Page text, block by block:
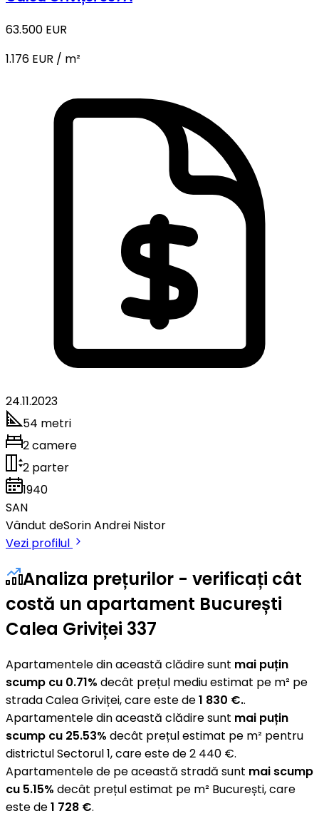
63.500 EUR
1.176 EUR / m²
24.11.2023
54 metri
2 camere
2 parter
1940
SAN
Vândut deSorin Andrei Nistor
Vezi profilul
Analiza prețurilor - verificați cât
costă un apartament București
Calea Griviței 337
Apartamentele din această clădire sunt mai puțin
scump cu 0.71% decât prețul mediu estimat pe m² pe
strada Calea Griviței, care este de1 830 €..
Apartamentele din această clădire sunt mai puțin
scump cu 25.53% decât prețul estimat pe m² pentru
districtul Sectorul 1, care este de 2 440 €.
Apartamentele de pe această stradă sunt mai scump
cu 5.15% decât prețul estimat pe m² București, care
este de1 728 €.